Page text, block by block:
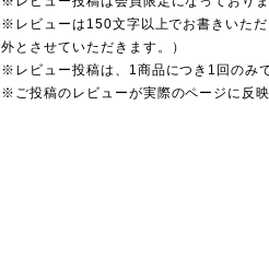
※レビューは150文字以上でお書きいた
外とさせていただきます。）
※レビュー投稿は、1商品につき1回のみで
※ご投稿のレビューが実際のページに反